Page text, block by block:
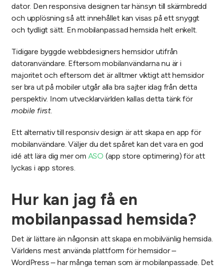
dator. Den responsiva designen tar hänsyn till skärmbredd
och upplösning så att innehållet kan visas på ett snyggt
och tydligt sätt. En mobilanpassad hemsida helt enkelt.
Tidigare byggde webbdesigners hemsidor utifrån
datoranvändare. Eftersom mobilanvändarna nu är i
majoritet och eftersom det är alltmer viktigt att hemsidor
ser bra ut på mobiler utgår alla bra sajter idag från detta
perspektiv. Inom utvecklarvärlden kallas detta tänk för
mobile first.
Ett alternativ till responsiv design är att skapa en app för
mobilanvändare. Väljer du det spåret kan det vara en god
idé att lära dig mer om ASO (app store optimering) för att
lyckas i app stores.
Hur kan jag få en
mobilanpassad hemsida?
Det är lättare än någonsin att skapa en mobilvänlig hemsida.
Världens mest använda plattform för hemsidor –
WordPress – har många teman som är mobilanpassade. Det